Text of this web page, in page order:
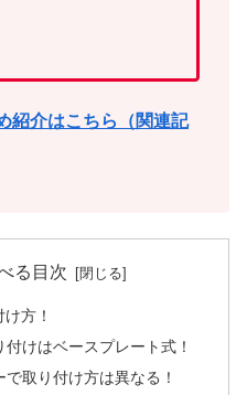
紹介はこちら（関連記
る目次
方！
けはベースプレート式！
取り付け方は異なる！